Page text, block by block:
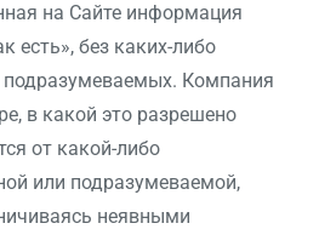
на Сайте информация
есть», без каких-либо
подразумеваемых. Компания
в какой это разрешено
от какой-либо
или подразумеваемой,
неявными